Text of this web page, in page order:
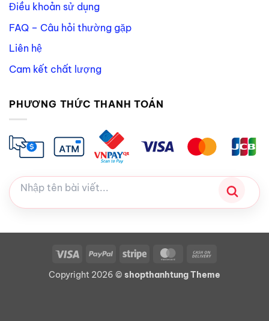
Điều khoản sử dụng
FAQ – Câu hỏi thường gặp
Liên hệ
Cam kết chất lượng
PHƯƠNG THỨC THANH TOÁN
Visa PayPal Stripe MasterCard
Delivery
Copyright 2026 © shopthanhtung Theme